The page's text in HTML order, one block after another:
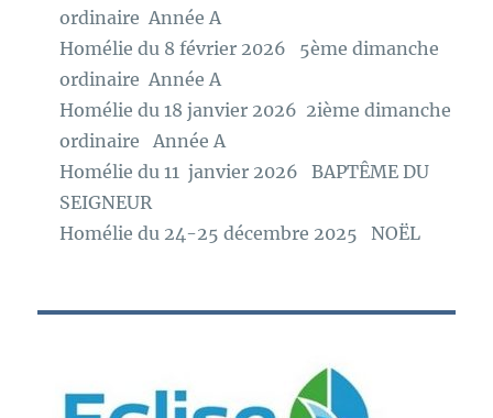
ordinaire Année A
Homélie du 8 février 2026 5ème dimanche
ordinaire Année A
Homélie du 18 janvier 2026 2ième dimanche
ordinaire Année A
Homélie du 11 janvier 2026 BAPTÊME DU
SEIGNEUR
Homélie du 24-25 décembre 2025 NOËL